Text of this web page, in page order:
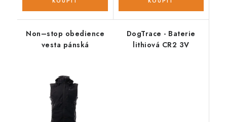
Non–stop obedience
vesta pánská
DogTrace - Baterie
lithiová CR2 3V